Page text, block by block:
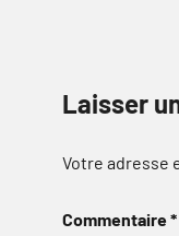
Laisser
Votre adresse
Commentaire*